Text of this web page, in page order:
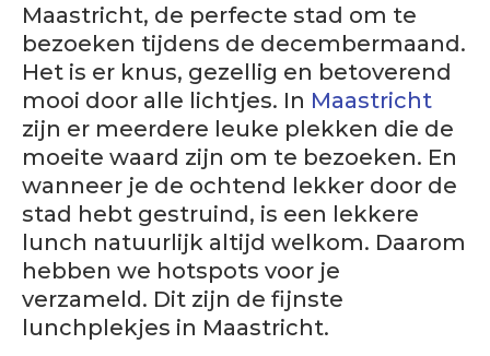
Maastricht, de perfecte stad om te
bezoeken tijdens de decembermaand.
Het is er knus, gezellig en betoverend
mooi door alle lichtjes. In Maastricht
zijn er meerdere leuke plekken die de
moeite waard zijn om te bezoeken. En
wanneer je de ochtend lekker door de
stad hebt gestruind, is een lekkere
lunch natuurlijk altijd welkom. Daarom
hebben we hotspots voor je
verzameld. Dit zijn de fijnste
lunchplekjes in Maastricht.